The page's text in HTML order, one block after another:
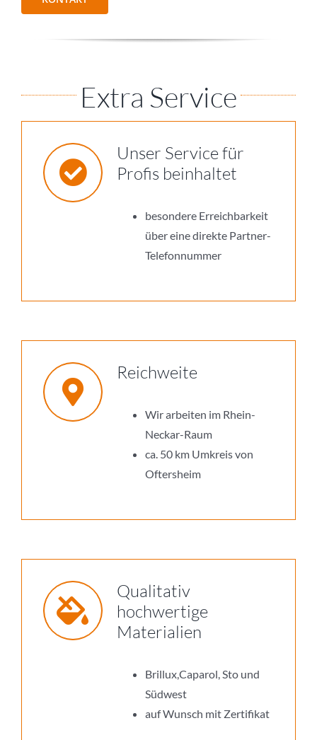
Extra Service
Unser Service für
Profis beinhaltet
besondere Erreichbarkeit
über eine direkte Partner-
Telefonnummer
Reichweite
Wir arbeiten im Rhein-
Neckar-Raum
ca. 50 km Umkreis von
Oftersheim
Qualitativ
hochwertige
Materialien
Brillux,Caparol, Sto und
Südwest
auf Wunsch mit Zertifikat